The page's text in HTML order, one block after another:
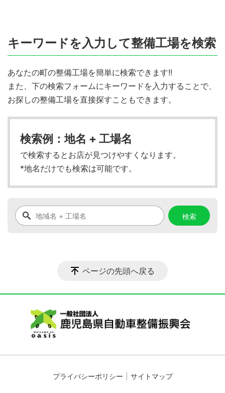
キーワードを入力して整備工場を検索
あなたの町の整備工場を簡単に検索できます!!
また、下の検索フォームにキーワードを入力することで、
お探しの整備工場を直接探すこともできます。
検索例：地名 + 工場名
で検索するとお店が見つけやすくなります。
*地名だけでも検索は可能です。
ページの先頭へ戻る
プライバシーポリシー サイトマップ